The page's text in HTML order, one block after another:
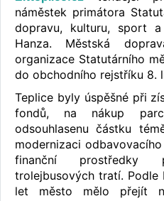
náměstek primátora
dopravu, kulturu, sport
Hanza. Městská
organizace Statutárního
do obchodního rejstříku 8.
Teplice byly úspěšné při
fondů, na nákup
odsouhlasenu částku
modernizaci
finanční prostředky
trolejbusových tratí.
let město mělo přejít